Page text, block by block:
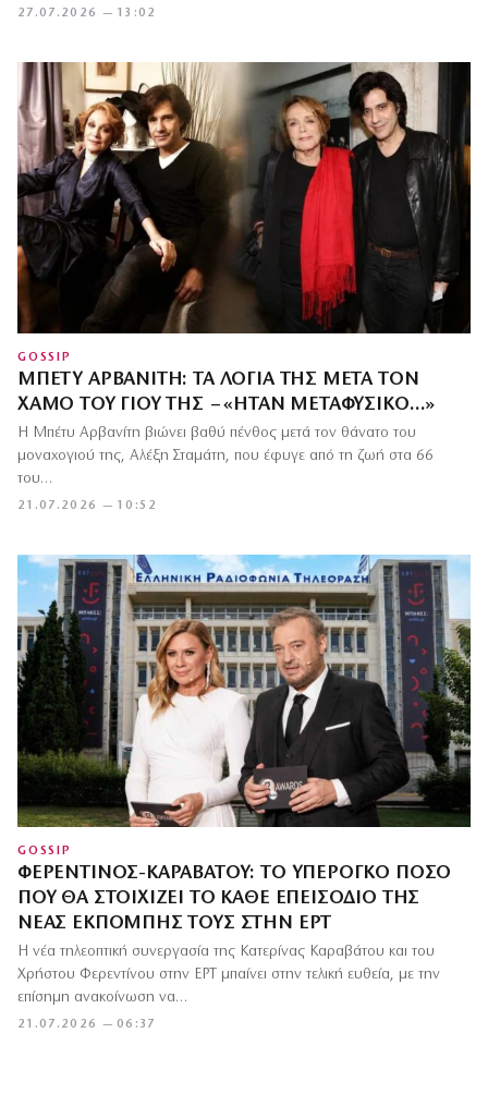
27.07.2026 — 13:02
GOSSIP
ΜΠΈΤΥ ΑΡΒΑΝΊΤΗ: ΤΑ ΛΌΓΙΑ ΤΗΣ ΜΕΤΆ ΤΟΝ
ΧΑΜΌ ΤΟΥ ΓΙΟΥ ΤΗΣ – «ΉΤΑΝ ΜΕΤΑΦΥΣΙΚΌ…»
21.07.2026 — 10:52
Η Μπέτυ Αρβανίτη βιώνει βαθύ πένθος μετά τον θάνατο του
μοναχογιού της, Αλέξη Σταμάτη, που έφυγε από τη ζωή στα 66
του…
GOSSIP
ΦΕΡΕΝΤΊΝΟΣ-ΚΑΡΑΒΆΤΟΥ: ΤΟ ΥΠΈΡΟΓΚΟ ΠΟΣΌ
ΠΟΥ ΘΑ ΣΤΟΙΧΊΖΕΙ ΤΟ ΚΆΘΕ ΕΠΕΙΣΌΔΙΟ ΤΗΣ
ΝΈΑΣ ΕΚΠΟΜΠΉΣ ΤΟΥΣ ΣΤΗΝ ΕΡΤ
21.07.2026 — 06:37
Η νέα τηλεοπτική συνεργασία της Κατερίνας Καραβάτου και του
Χρήστου Φερεντίνου στην ΕΡΤ μπαίνει στην τελική ευθεία, με την
επίσημη ανακοίνωση να…